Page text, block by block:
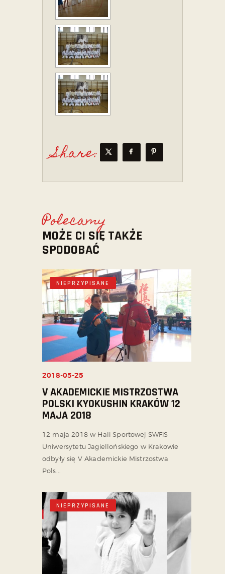
Share:
Polecamy
MOŻE CI SIĘ TAKŻE
SPODOBAĆ
NIEPRZYPISANE
2018-05-25
V AKADEMICKIE MISTRZOSTWA
POLSKI KYOKUSHIN KRAKÓW 12
MAJA 2018
12 maja 2018 w Hali Sportowej SWFiS
Uniwersytetu Jagiellońskiego w Krakowie
odbyły się V Akademickie Mistrzostwa
Pols...
NIEPRZYPISANE